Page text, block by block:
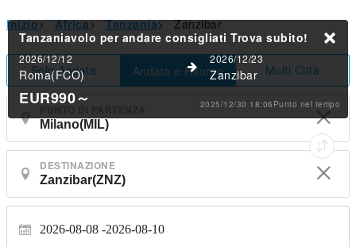
Inizio> Africa> Tanzania> Zanzibar
Solo Andata Andata e Ritorno Multi Città
DESTINAZIONE
2026-08-08 2026-08-10
Tanzaniavolo per andare consigliati Trova subito!
2026/12/12
Roma(FCO)
2026/12/23
Zanzibar
EUR990～ 2025/12/30 18:06Punto nel tempo